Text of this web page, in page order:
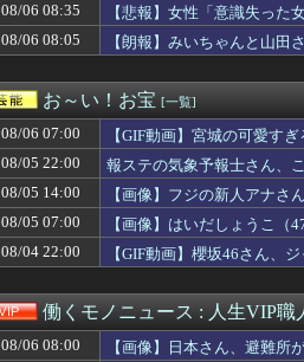
【朗報】26年上半期の輸出額最高 2年連
【画像】細身のイギリスの女の子(23)「
駅前の店が無断駐輪対策で駐輪場を有料
【悲報】スプラトゥーンレイダースさん
【速報】NHK職員が番組出演者から性被
【悲報】高市の被災地PV、ヤラセが判明
オープンワールドサバイバルゲーム 『
【画像】中川翔子「猫は純粋、嘘をつか
【ウマ娘】ドイツと苫小牧どちらに住め
俺は38歳のフリーター。彼女は23歳・モ
【遊戯王マスターデュエル】イラスト違
NHKのとある番組出演者、NHK職員に性
誰も言わないけど冷やし中華って言うほ
「バットマン：マントの戦士」シーズン
【ラブライブ！】【画像】ペストマスク
08/06 08:35
【悲報】女性「意識失った
08/06 08:05
【朗報】みいちゃんと山田
お～い！お宝 [一覧]
08/06 07:00
【GIF動画】宮城の可愛す
08/05 22:00
報ステの気象予報士さん、
08/05 14:00
【画像】フジの新人アナさ
08/05 07:00
【画像】はいだしょうこ（
08/04 22:00
【GIF動画】櫻坂46さん、
働くモノニュース : 人生VIP職
08/06 08:00
【画像】日本さん、避難所